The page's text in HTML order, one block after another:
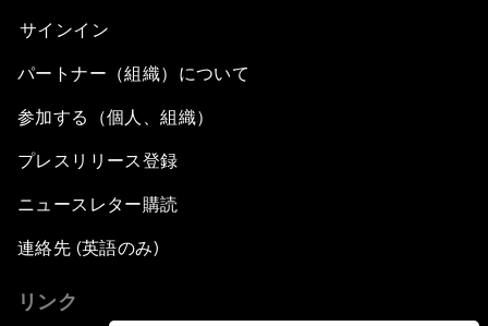
サインイン
パートナー（組織）について
参加する（個人、組織）
プレスリリース登録
ニュースレター購読
連絡先 (英語のみ)
リンク